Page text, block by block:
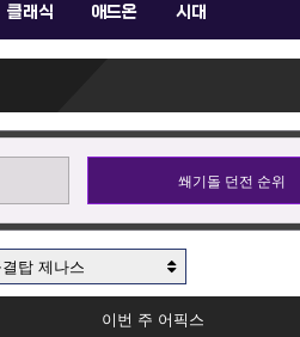
클래식 애드온 시대
쐐기돌 던전 순위
탑 제나스
이번 주 어픽스